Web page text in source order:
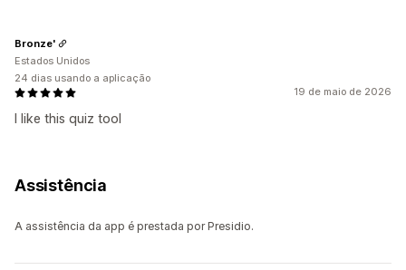
19 de maio de 2026
I like this quiz tool
Bronze'
Estados Unidos
24 dias usando a aplicação
Assistência
A assistência da app é prestada por Presidio.